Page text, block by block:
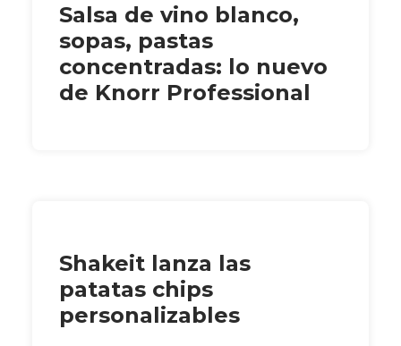
Salsa de vino blanco,
sopas, pastas
concentradas: lo nuevo
de Knorr Professional
Shakeit lanza las
patatas chips
personalizables